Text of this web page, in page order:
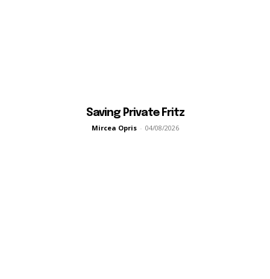
Saving Private Fritz
Mircea Opris - 04/08/2026